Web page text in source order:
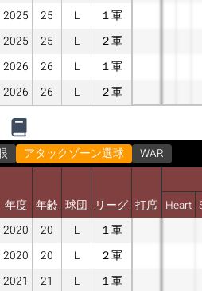
2025
25 L
１軍
2025
25 L
２軍
2026
26 L
１軍
2026
26 L ２軍
アタックゾーン選球
WAR
年度 年齢 球団 リーグ 打席 Heart
2020
20 L
１軍
2020
20 L
２軍
2021
21 L
１軍